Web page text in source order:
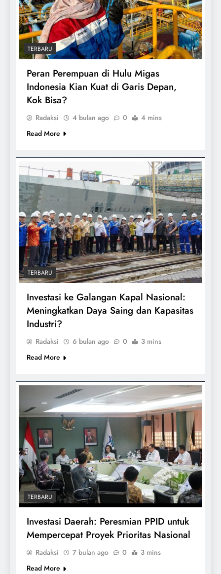
TERBARU
Peran Perempuan di Hulu Migas
Indonesia Kian Kuat di Garis Depan,
Kok Bisa?
Radaksi 4 bulan ago 0
4 mins
Read More
TERBARU
Investasi ke Galangan Kapal Nasional:
Meningkatkan Daya Saing dan Kapasitas
Industri?
Radaksi 6 bulan ago 0
3 mins
Read More
TERBARU
Investasi Daerah: Peresmian PPID untuk
Mempercepat Proyek Prioritas Nasional
Radaksi 7 bulan ago 0
3 mins
Read More